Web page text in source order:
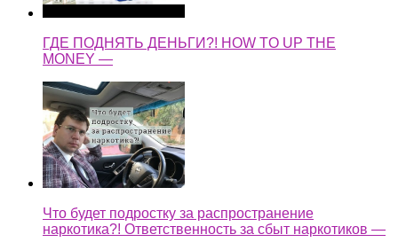
ГДЕ ПОДНЯТЬ ДЕНЬГИ?! HOW TO UP THE
MONEY —
Что будет подростку за распространение
наркотика?! Ответственность за сбыт наркотиков —